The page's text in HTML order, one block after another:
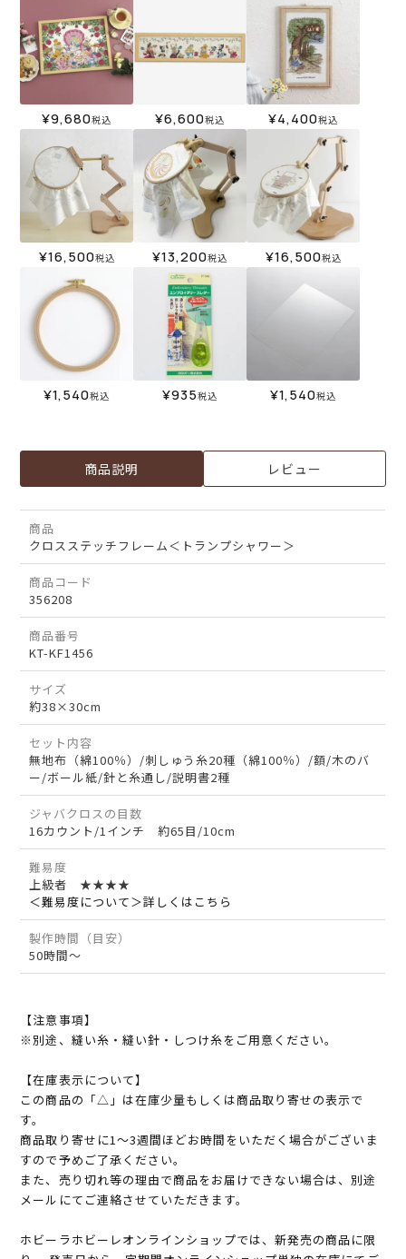
¥9,680税込 ¥6,600税込 ¥4,400税込
¥16,500税込 ¥13,200税込 ¥16,500税込
¥1,540税込 ¥935税込 ¥1,540税込
商品説明 レビュー
商品
クロスステッチフレーム＜トランプシャワー＞
商品コード
356208
商品番号
KT-KF1456
サイズ
約38×30cm
セット内容
無地布（綿100％）/刺しゅう糸20種（綿100％）/額/木のバ
ー/ボール紙/針と糸通し/説明書2種
ジャバクロスの目数
16カウント/1インチ 約65目/10cm
難易度
上級者 ★★★★
＜難易度について＞詳しくはこちら
製作時間（目安）
50時間～
【注意事項】
※別途、縫い糸・縫い針・しつけ糸をご用意ください。
【在庫表示について】
この商品の「△」は在庫少量もしくは商品取り寄せの表示で
す。
商品取り寄せに1～3週間ほどお時間をいただく場合がございま
すので予めご了承ください。
また、売り切れ等の理由で商品をお届けできない場合は、別途
メールにてご連絡させていただきます。
ホビーラホビーレオンラインショップでは、新発売の商品に限